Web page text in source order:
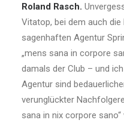
Roland Rasch.
Vitatop, bei dem auch
sagenhaften Agentur
„mens sana in corpore
damals der Club – und
Agentur sind
verunglückter
sana in nix corpore